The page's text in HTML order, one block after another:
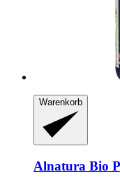
Warenkorb
Alnatura Bio